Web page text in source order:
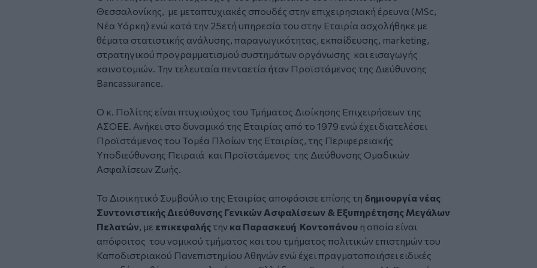
Θεσσαλονίκης, με μεταπτυχιακές σπουδές στην επιχειρησιακή έρευνα (MSc,
Νέα Υόρκη) ενώ κατά την 25ετή υπηρεσία του στην Εταιρία ασχολήθηκε με
θέματα στατιστικής ανάλυσης, παραγωγικότητας, εκπαίδευσης, marketing,
στρατηγικού προγραμματισμού συστημάτων οργάνωσης και εισαγωγής
καινοτομιών. Την τελευταία πενταετία ήταν Προϊστάμενος της Διεύθυνσης
Bancassurance.
O κ. Πολίτης είναι πτυχιούχος του Τμήματος Διοίκησης Επιχειρήσεων της
ΑΣΟΕΕ. Ανήκει στο δυναμικό της Εταιρίας από το 1979 ενώ έχει διατελέσει
Προϊστάμενος του Τομέα Πλοίων της Εταιρίας, της Περιφερειακής
Υποδιεύθυνσης Πειραιά και Προϊστάμενος της Διεύθυνσης Ομαδικών
Ασφαλίσεων Ζωής.
Το Διοικητικό Συμβούλιο της Εταιρίας αποφάσισε επίσης τη δημιουργία νέας
Συντονιστικής Διεύθυνσης Γενικών Ασφαλίσεων & Εξυπηρέτησης Μεγάλων
Πελατών, με επικεφαλήςτην κα Παρασκευή Κοντοπάνου η οποία είναι
απόφοιτος του νομικού τμήματος και του τμήματος πολιτικών επιστημών του
Καποδιστριακού Πανεπιστημίου Αθηνών ενώ έχει πραγματοποιήσει ειδικές